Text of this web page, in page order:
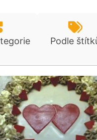
Podle